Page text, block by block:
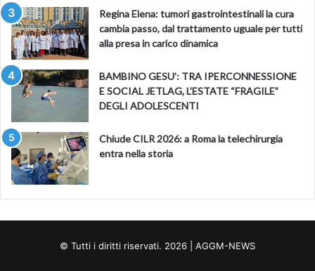
Regina Elena: tumori gastrointestinali la cura
cambia passo, dal trattamento uguale per tutti
alla presa in carico dinamica
BAMBINO GESU’: TRA IPERCONNESSIONE
E SOCIAL JETLAG, L’ESTATE “FRAGILE”
DEGLI ADOLESCENTI
Chiude CILR 2026: a Roma la telechirurgia
entra nella storia
© Tutti i diritti riservati. 2026 | AGGM-NEWS